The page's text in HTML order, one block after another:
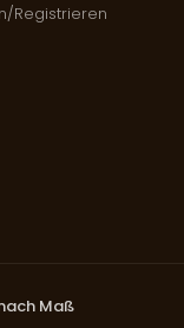
Registrieren
Maß